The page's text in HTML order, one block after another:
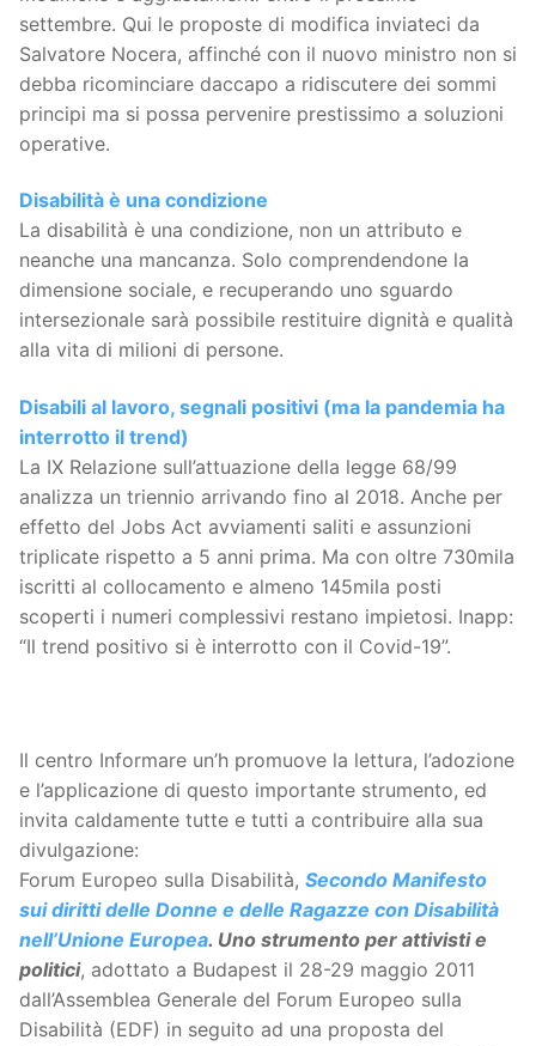
settembre. Qui le proposte di modifica inviateci da
Salvatore Nocera, affinché con il nuovo ministro non si
debba ricominciare daccapo a ridiscutere dei sommi
principi ma si possa pervenire prestissimo a soluzioni
operative.
Disabilità è una condizione
La disabilità è una condizione, non un attributo e
neanche una mancanza. Solo comprendendone la
dimensione sociale, e recuperando uno sguardo
intersezionale sarà possibile restituire dignità e qualità
alla vita di milioni di persone.
Disabili al lavoro, segnali positivi (ma la pandemia ha
interrotto il trend)
La IX Relazione sull’attuazione della legge 68/99
analizza un triennio arrivando fino al 2018. Anche per
effetto del Jobs Act avviamenti saliti e assunzioni
triplicate rispetto a 5 anni prima. Ma con oltre 730mila
iscritti al collocamento e almeno 145mila posti
scoperti i numeri complessivi restano impietosi. Inapp:
“Il trend positivo si è interrotto con il Covid-19”.
Il centro Informare un’h promuove la lettura, l’adozione
e l’applicazione di questo importante strumento, ed
invita caldamente tutte e tutti a contribuire alla sua
divulgazione:
Forum Europeo sulla Disabilità, Secondo Manifesto
sui diritti delle Donne e delle Ragazze con Disabilità
nell’Unione Europea. Uno strumento per attivisti e
politici, adottato a Budapest il 28-29 maggio 2011
dall’Assemblea Generale del Forum Europeo sulla
Disabilità (EDF) in seguito ad una proposta del